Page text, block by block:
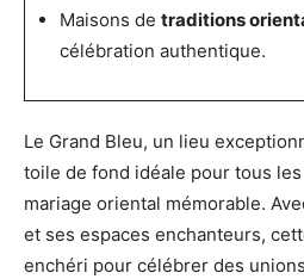
Maisons de traditions
célébration authentique.
Le Grand Bleu, un lieu
toile de fond idéale pour tous les
mariage oriental mémorable.
et ses espaces enchanteurs,
enchéri pour célébrer des